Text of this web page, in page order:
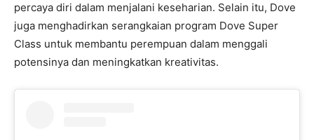
percaya diri dalam menjalani keseharian. Selain itu, Dove
juga menghadirkan serangkaian program Dove Super
Class untuk membantu perempuan dalam menggali
potensinya dan meningkatkan kreativitas.